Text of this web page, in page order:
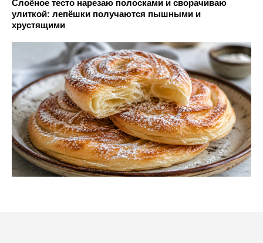
Слоёное тесто нарезаю полосками и сворачиваю
улиткой: лепёшки получаются пышными и
хрустящими